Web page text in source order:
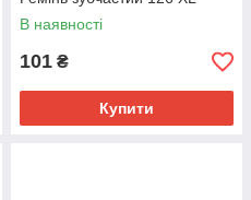
В наявності
101 ₴
Купити